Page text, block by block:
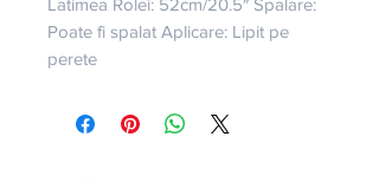
Latimea Rolei: 52cm/20.5″ Spalare:
Poate fi spalat Aplicare: Lipit pe
perete